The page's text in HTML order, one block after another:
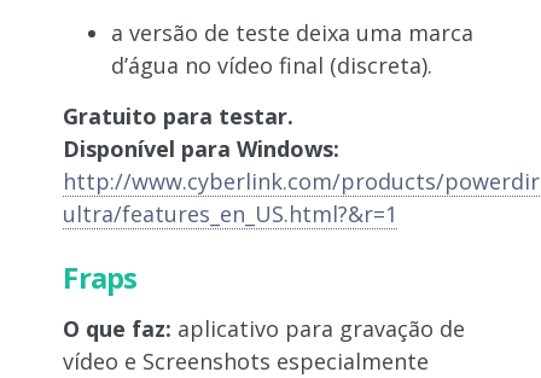
a versão de teste deixa uma marca
d’água no vídeo final (discreta).
Gratuito para testar.
Disponível para Windows:
http://www.cyberlink.com/products/
ultra/features_en_US.html?&r=1
Fraps
O que faz: aplicativo para gravação de
vídeo e Screenshots especialmente